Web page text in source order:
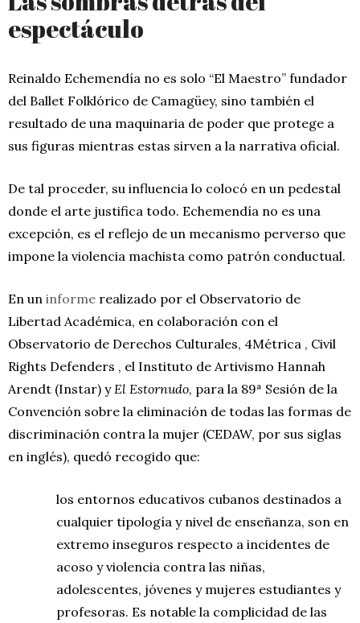
espectáculo
Reinaldo Echemendía no es solo “El Maestro” fundador
del Ballet Folklórico de Camagüey, sino también el
resultado de una maquinaria de poder que protege a
sus figuras mientras estas sirven a la narrativa oficial.
De tal proceder, su influencia lo colocó en un pedestal
donde el arte justifica todo. Echemendía no es una
excepción, es el reflejo de un mecanismo perverso que
impone la violencia machista como patrón conductual.
En un informe realizado por el Observatorio de
Libertad Académica, en colaboración con el
Observatorio de Derechos Culturales, 4Métrica , Civil
Rights Defenders , el Instituto de Artivismo Hannah
Arendt (Instar) y El Estornudo, para la 89ª Sesión de la
Convención sobre la eliminación de todas las formas de
discriminación contra la mujer (CEDAW, por sus siglas
en inglés), quedó recogido que:
los entornos educativos cubanos destinados a
cualquier tipología y nivel de enseñanza, son en
extremo inseguros respecto a incidentes de
acoso y violencia contra las niñas,
adolescentes, jóvenes y mujeres estudiantes y
profesoras. Es notable la complicidad de las